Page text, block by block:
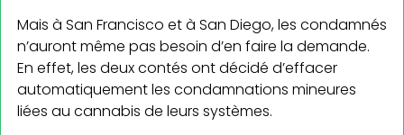
Mais à San Francisco et à San Diego, les condamnés
n’auront même pas besoin d’en faire la demande.
En effet, les deux contés ont décidé d’effacer
automatiquement les condamnations mineures
liées au cannabis de leurs systèmes.